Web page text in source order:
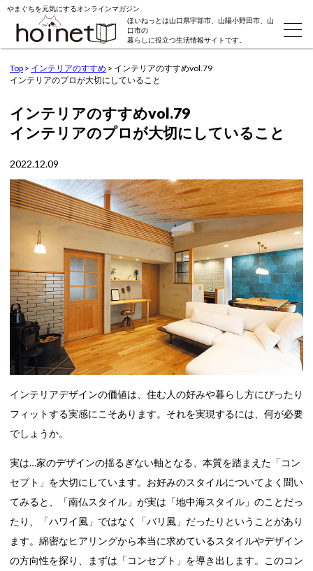
やまぐちを元気にするオンラインマガジン
ほいねっとは山口県宇部市、山陽小野田市、山
口市の
暮らしに役立つ生活情報サイトです。
Top > インテリアのすすめ > インテリアのすすめvol.79
インテリアのプロが大切にしていること
インテリアのすすめvol.79
インテリアのプロが大切にしていること
2022.12.09
インテリアデザインの価値は、住む人の好みや暮らし方にぴったり
フィットする実感にこそあります。それを実現するには、何が必要
でしょうか。
実は…家のデザインの揺るぎない軸となる、本質を踏まえた「コン
セプト」を大切にしています。お好みのスタイルについてよく聞い
てみると、「南仏スタイル」が実は「地中海スタイル」のことだっ
たり、「ハワイ風」ではなく「バリ風」だったりということがあり
ます。綿密なヒアリングから本当に求めているスタイルやデザイン
の方向性を探り、まずは「コンセプト」を導き出します。このコン